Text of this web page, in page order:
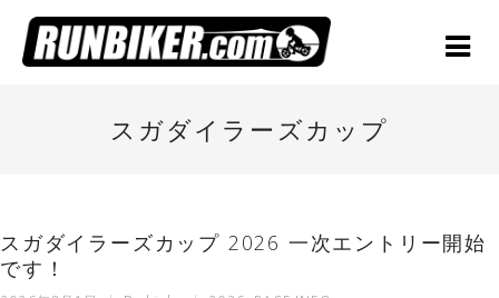
スガダイラーズカップ
スガダイラーズカップ 2026 一次エントリー開始
です！